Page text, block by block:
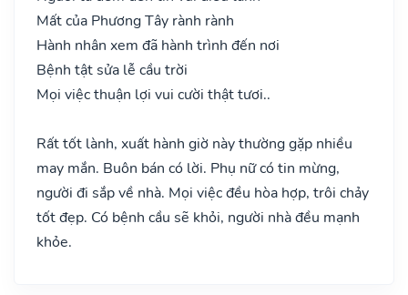
Mất của Phương Tây rành rành
Hành nhân xem đã hành trình đến nơi
Bệnh tật sửa lễ cầu trời
Mọi việc thuận lợi vui cười thật tươi..
Rất tốt lành, xuất hành giờ này thường gặp nhiều
may mắn. Buôn bán có lời. Phụ nữ có tin mừng,
người đi sắp về nhà. Mọi việc đều hòa hợp, trôi chảy
tốt đẹp. Có bệnh cầu sẽ khỏi, người nhà đều mạnh
khỏe.